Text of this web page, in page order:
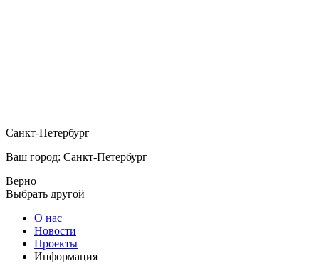
Санкт-Петербург
Ваш город: Санкт-Петербург
Верно
Выбрать другой
О нас
Новости
Проекты
Информация